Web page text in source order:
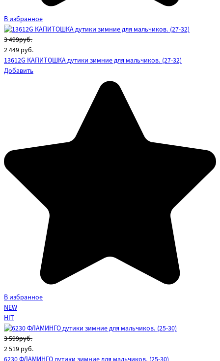
В избранное
3 499руб.
2 449 руб.
13612G КАПИТОШКА дутики зимние для мальчиков. (27-32)
Добавить
В избранное
NEW
HIT
3 599руб.
2 519 руб.